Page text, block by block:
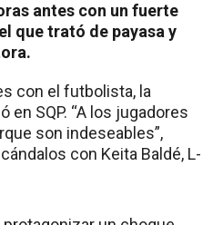
antes con un fuerte
que trató de payasa y
con el futbolista, la
SQP. “A los jugadores
son indeseables”,
con Keita Baldé, L-